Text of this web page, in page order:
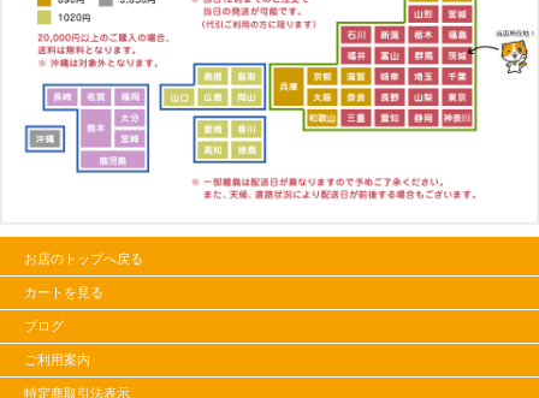
お店のトップへ戻る
カートを見る
ブログ
ご利用案内
特定商取引法表示